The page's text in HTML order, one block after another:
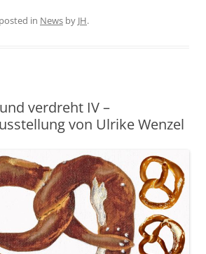
in News by JH.
verdreht IV –
von Ulrike Wenzel